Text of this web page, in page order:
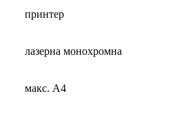
принтер
лазерна монохромна
макс. А4